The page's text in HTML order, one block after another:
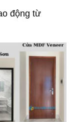
động từ